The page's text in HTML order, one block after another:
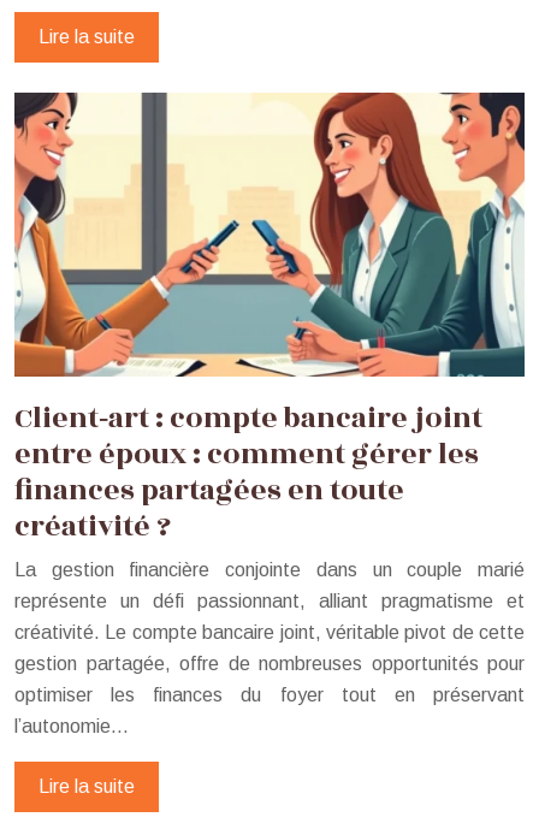
Lire la suite
Client‑art : compte bancaire joint
entre époux : comment gérer les
finances partagées en toute
créativité ?
La gestion financière conjointe dans un couple marié
représente un défi passionnant, alliant pragmatisme et
créativité. Le compte bancaire joint, véritable pivot de cette
gestion partagée, offre de nombreuses opportunités pour
optimiser les finances du foyer tout en préservant
l’autonomie…
Lire la suite